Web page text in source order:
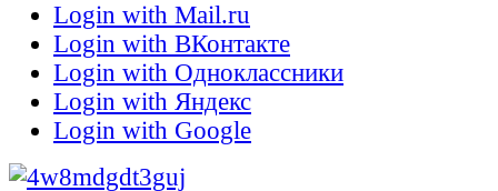
Login with Mail.ru
Login with ВКонтакте
Login with Одноклассники
Login with Яндекс
Login with Google